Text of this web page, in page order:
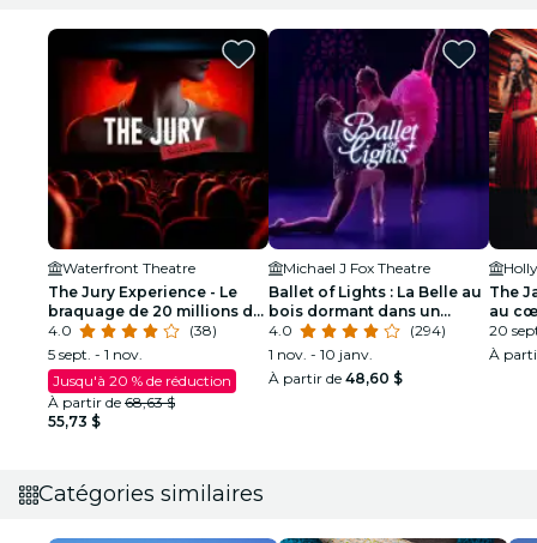
Waterfront Theatre
The Jury Experience - Le
braquage de 20 millions de
dollars
4.0
(38)
5 sept. - 1 nov.
Jusqu'à 20 % de réduction
À partir de 68,63 $
55,73 $
Michael J Fox Theatre
Ballet of Lights : La Belle au
bois dormant dans un
spectacle étincelant
4.0
(294)
1 nov. - 10 janv.
À partir de 48,60 $
The
au
20
À
Catégories similaires